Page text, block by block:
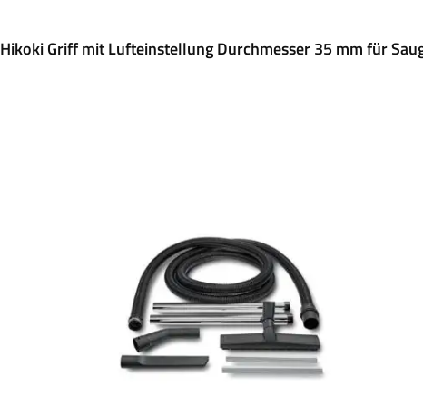
Hikoki Griff mit Lufteinstellung Durchmesser 35 mm für